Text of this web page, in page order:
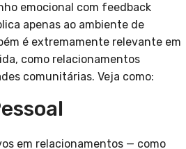
emocional com feedback
apenas ao ambiente de
é extremamente relevante em
como relacionamentos
comunitárias. Veja como:
em relacionamentos — como